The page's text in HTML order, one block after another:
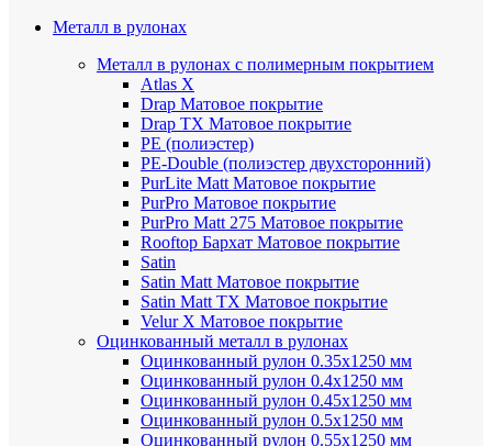
Металл в рулонах
Металл в рулонах с полимерным покрытием
Atlas X
Drap Матовое покрытие
Drap TX Матовое покрытие
PE (полиэстер)
PE-Double (полиэстер двухсторонний)
PurLite Мatt Матовое покрытие
PurPro Матовое покрытие
PurPro Matt 275 Матовое покрытие
Rooftop Бархат Матовое покрытие
Satin
Satin Мatt Матовое покрытие
Satin Matt TX Матовое покрытие
Velur X Матовое покрытие
Оцинкованный металл в рулонах
Оцинкованный рулон 0.35х1250 мм
Оцинкованный рулон 0.4х1250 мм
Оцинкованный рулон 0.45х1250 мм
Оцинкованный рулон 0.5х1250 мм
Оцинкованный рулон 0.55х1250 мм